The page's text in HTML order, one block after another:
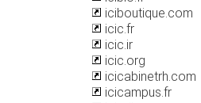
iciboutique.com
icic.fr
icic.ir
icic.org
icicabinetrh.com
icicampus.fr